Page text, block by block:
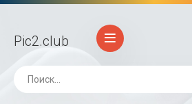
Pic2.club